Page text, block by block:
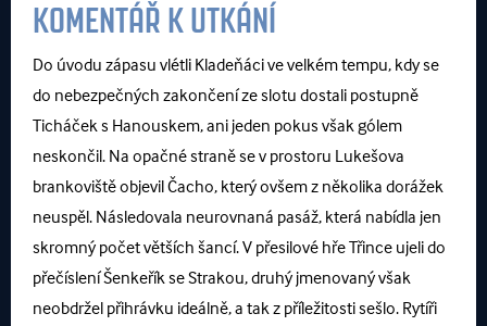
KOMENTÁŘ K UTKÁNÍ
Do úvodu zápasu vlétli Kladeňáci ve velkém tempu, kdy se
do nebezpečných zakončení ze slotu dostali postupně
Ticháček s Hanouskem, ani jeden pokus však gólem
neskončil. Na opačné straně se v prostoru Lukešova
brankoviště objevil Čacho, který ovšem z několika dorážek
neuspěl. Následovala neurovnaná pasáž, která nabídla jen
skromný počet větších šancí. V přesilové hře Třince ujeli do
přečíslení Šenkeřík se Strakou, druhý jmenovaný však
neobdržel přihrávku ideálně, a tak z příležitosti sešlo. Rytíři